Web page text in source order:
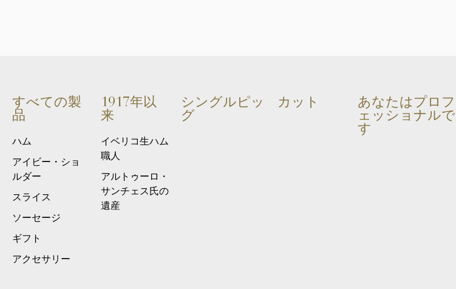
すべての製
品
ハム
アイビー・ショ
ルダー
スライス
ソーセージ
ギフト
アクセサリー
1917年以
来
イベリコ生ハム
職人
アルトゥーロ・
サンチェス氏の
遺産
シングルピッ
グ
カット
あなたはプロフ
ェッショナルで
す